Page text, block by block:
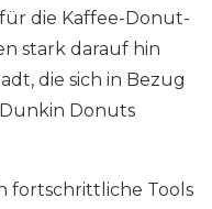
die Kaffee-Donut-
stark darauf hin
die sich in Bezug
Donuts
fortschrittliche Tools